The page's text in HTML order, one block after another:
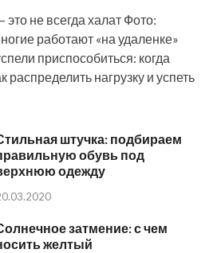
не всегда халат Фото:
работают «на удаленке»
приспособиться: когда
распределить нагрузку и успеть
штучка: подбираем
обувь под
одежду
затмение: с чем
желтый